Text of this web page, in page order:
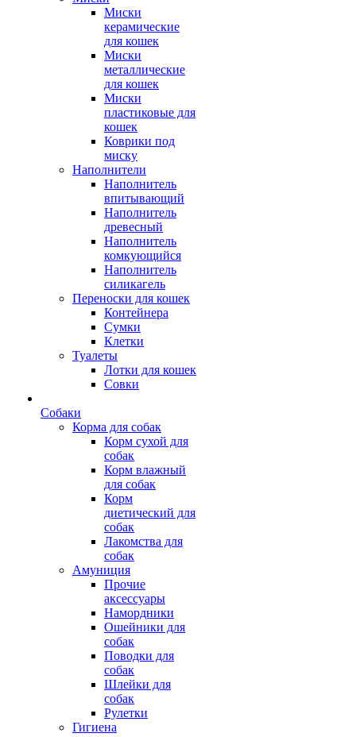
Миски
керамические
для кошек
Миски
металлические
для кошек
Миски
пластиковые для
кошек
Коврики под
миску
Наполнители
Наполнитель
впитывающий
Наполнитель
древесный
Наполнитель
комкующийся
Наполнитель
силикагель
Переноски для кошек
Контейнера
Сумки
Клетки
Туалеты
Лотки для кошек
Совки
Собаки
Корма для собак
Корм сухой для
собак
Корм влажный
для собак
Корм
диетический для
собак
Лакомства для
собак
Амуниция
Прочие
аксессуары
Намордники
Ошейники для
собак
Поводки для
собак
Шлейки для
собак
Рулетки
Гигиена